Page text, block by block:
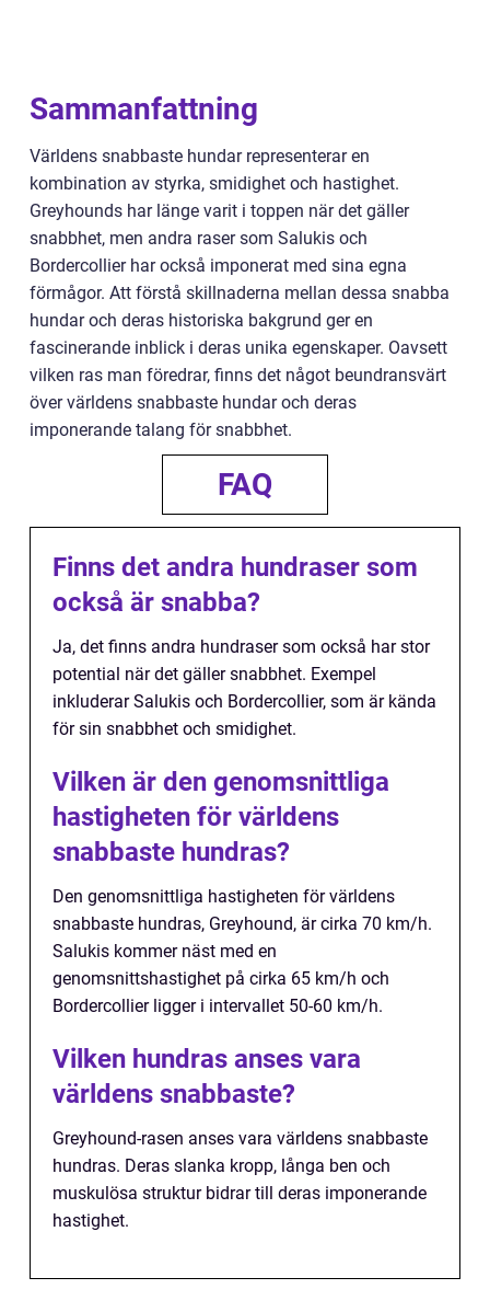
Sammanfattning
Världens snabbaste hundar representerar en
kombination av styrka, smidighet och hastighet.
Greyhounds har länge varit i toppen när det gäller
snabbhet, men andra raser som Salukis och
Bordercollier har också imponerat med sina egna
förmågor. Att förstå skillnaderna mellan dessa snabba
hundar och deras historiska bakgrund ger en
fascinerande inblick i deras unika egenskaper. Oavsett
vilken ras man föredrar, finns det något beundransvärt
över världens snabbaste hundar och deras
imponerande talang för snabbhet.
FAQ
Finns det andra hundraser som
också är snabba?
Ja, det finns andra hundraser som också har stor
potential när det gäller snabbhet. Exempel
inkluderar Salukis och Bordercollier, som är kända
för sin snabbhet och smidighet.
Vilken är den genomsnittliga
hastigheten för världens
snabbaste hundras?
Den genomsnittliga hastigheten för världens
snabbaste hundras, Greyhound, är cirka 70 km/h.
Salukis kommer näst med en
genomsnittshastighet på cirka 65 km/h och
Bordercollier ligger i intervallet 50-60 km/h.
Vilken hundras anses vara
världens snabbaste?
Greyhound-rasen anses vara världens snabbaste
hundras. Deras slanka kropp, långa ben och
muskulösa struktur bidrar till deras imponerande
hastighet.